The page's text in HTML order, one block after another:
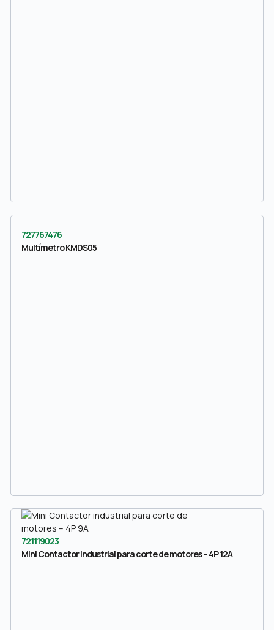
727767476
Multímetro KMDS05
721119023
Mini Contactor industrial para corte de motores – 4P 12A